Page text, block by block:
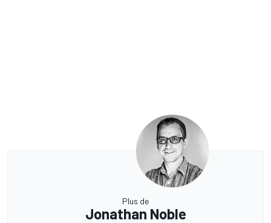
Plus de
Jonathan Noble